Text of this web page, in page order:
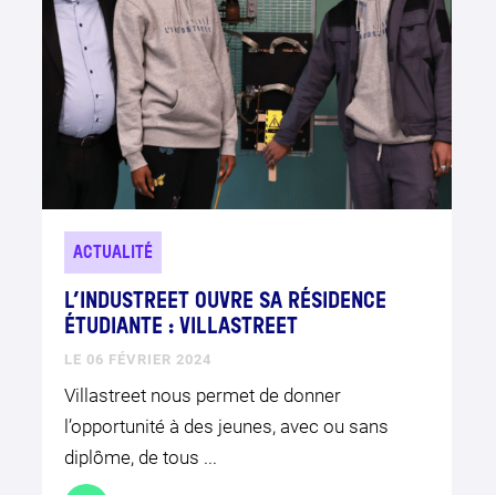
ACTUALITÉ
L’INDUSTREET OUVRE SA RÉSIDENCE
ÉTUDIANTE : VILLASTREET
LE 06 FÉVRIER 2024
Villastreet nous permet de donner
l’opportunité à des jeunes, avec ou sans
diplôme, de tous ...